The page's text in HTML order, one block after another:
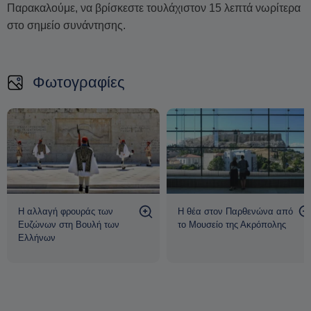
την τέχνη, την αρχιτεκτονική αλλά και τον σύγχρονο
παλμό της καθημερινής ζωής των κατοίκων της
Παρακαλούμε, να βρίσκεστε τουλάχιστον 15 λεπτά νωρίτερα
στο σημείο συνάντησης.
Φωτογραφίες
Η αλλαγή φρουράς των
Ευζώνων στη Βουλή των
Ελλήνων
Η θέα στον Παρθενώνα από
το Μουσείο της Ακρόπολης